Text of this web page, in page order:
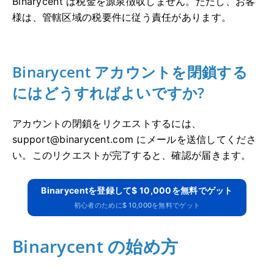
様は、管轄区域の税要件に従う責任があります。
Binarycent アカウントを閉鎖する
にはどうすればよいですか?
アカウントの閉鎖をリクエストするには、
support@binarycent.com にメールを送信してくださ
い。
このリクエストが完了すると、確認が届きます。
Binarycentを登録して$ 10,000を無料でゲット
初心者のために$ 10,000を無料でゲット
Binarycent の始め方